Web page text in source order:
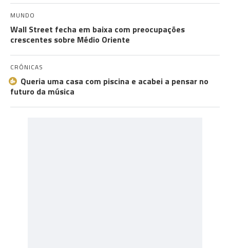
MUNDO
Wall Street fecha em baixa com preocupações
crescentes sobre Médio Oriente
CRÓNICAS
Queria uma casa com piscina e acabei a pensar no
futuro da música